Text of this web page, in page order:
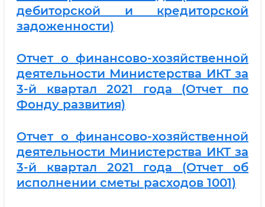
дебиторской и кредиторской
задоженности)
Отчет о финансово-хозяйственной
деятельности Министерства ИКТ за
3-й квартал 2021 года (Отчет по
Фонду развития)
Отчет о финансово-хозяйственной
деятельности Министерства ИКТ за
3-й квартал 2021 года (Отчет об
исполнении сметы расходов 1001)